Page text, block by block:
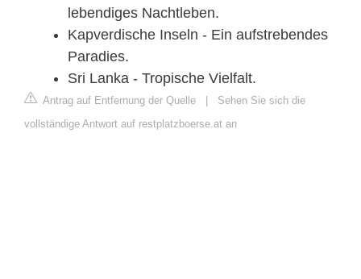
lebendiges Nachtleben.
Kapverdische Inseln - Ein aufstrebendes
Paradies.
Sri Lanka - Tropische Vielfalt.
Antrag auf Entfernung der Quelle | Sehen Sie sich die
vollständige Antwort auf restplatzboerse.at an